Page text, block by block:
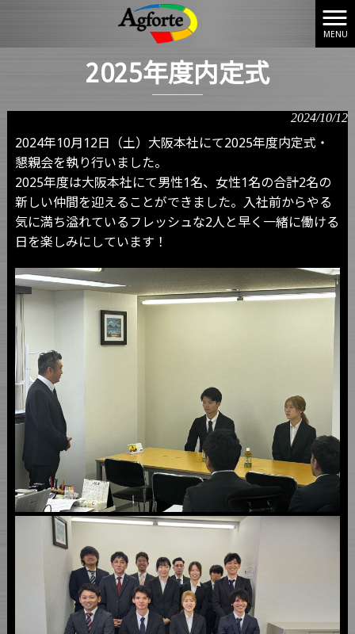
MENU
お知らせ
2025年度内定式
2024/10/12
2024年10月12日（土）大阪本社にて2025年度内定式・
懇親会を執り行いました。
2025年度は大阪本社にて男性1名、女性1名の合計2名の
新しい仲間を迎えることができました。入社前からやる
気に満ち溢れているフレッシュな2人と早く一緒に働ける
日を楽しみにしています！